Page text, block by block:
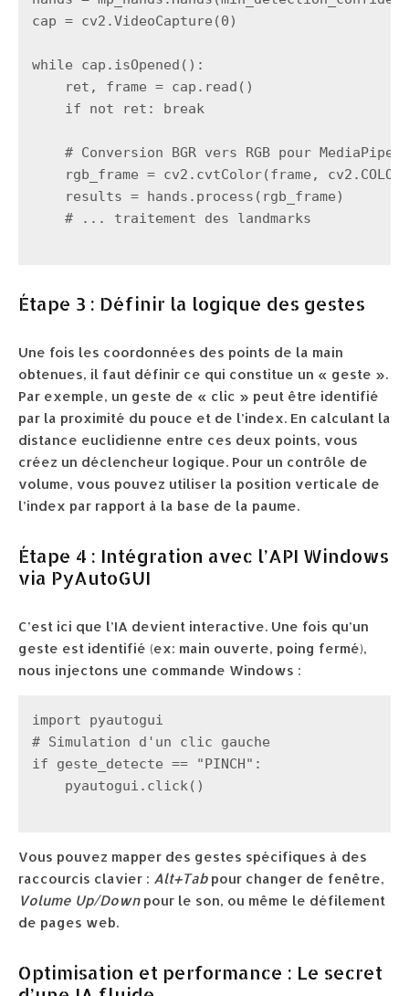
cap = cv2.VideoCapture(0)
while cap.isOpened():
    ret, frame = cap.read()
    if not ret: break
    # Conversion BGR vers RGB pour MediaPipe
rgb_frame = cv2.cvtColor(frame,
    results = hands.process(rgb_frame)
    # ... traitement des landmarks
Étape 3 : Définir la logique des gestes
Une fois les coordonnées des points de la main
obtenues, il faut définir ce qui constitue un « geste ».
Par exemple, un geste de « clic » peut être identifié
par la proximité du pouce et de l’index. En calculant la
distance euclidienne entre ces deux points, vous
créez un déclencheur logique. Pour un contrôle de
volume, vous pouvez utiliser la position verticale de
l’index par rapport à la base de la paume.
Étape 4 : Intégration avec l’API Windows
via PyAutoGUI
C’est ici que l’IA devient interactive. Une fois qu’un
geste est identifié (ex: main ouverte, poing fermé),
nous injectons une commande Windows :
import pyautogui
# Simulation d'un clic gauche
if geste_detecte == "PINCH":
    pyautogui.click()
Vous pouvez mapper des gestes spécifiques à des
raccourcis clavier : Alt+Tabpour changer de fenêtre,
Volume Up/Downpour le son, ou même le défilement
de pages web.
Optimisation et performance : Le secret